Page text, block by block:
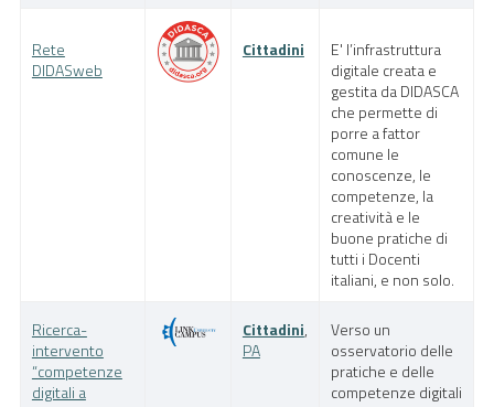
Rete
DIDASweb
Cittadini
E' l’infrastruttura
digitale creata e
gestita da DIDASCA
che permette di
porre a fattor
comune le
conoscenze, le
competenze, la
creatività e le
buone pratiche di
tutti i Docenti
italiani, e non solo.
Ricerca-
intervento
“competenze
digitali a
Cittadini,
PA
Verso un
osservatorio delle
pratiche e delle
competenze digitali